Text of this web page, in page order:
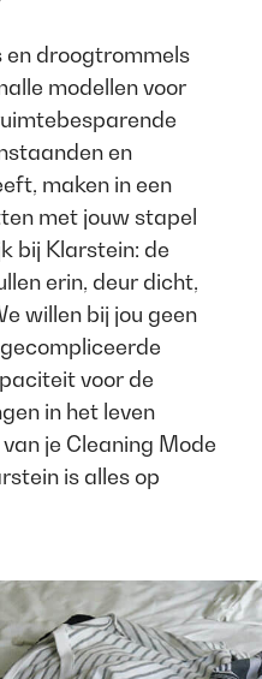
en droogtrommels
modellen voor
en
maken in een
met jouw stapel
bij Klarstein: de
erin, deur dicht,
willen bij jou geen
voor de
in het leven
je Cleaning Mode
is alles op